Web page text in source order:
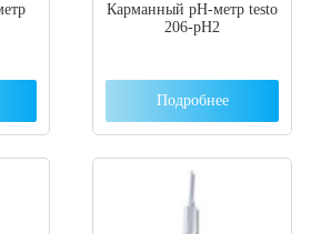
Карманный pH-метр testo
206-pH2
Подробнее